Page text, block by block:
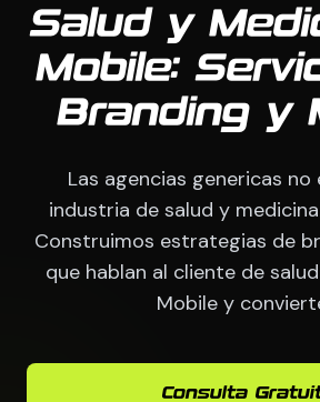
Salud y
Mobile:
Branding y
Las agencias genericas no
industria de salud y
Construimos estrategias de
que hablan al cliente de
Mobile y
Consulta